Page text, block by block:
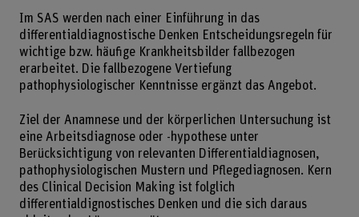
Im SAS werden nach einer Einführung in das
differentialdiagnostische Denken Entscheidungsregeln für
wichtige bzw. häufige Krankheitsbilder fallbezogen
erarbeitet. Die fallbezogene Vertiefung
pathophysiologischer Kenntnisse ergänzt das Angebot.
Ziel der Anamnese und der körperlichen Untersuchung ist
eine Arbeitsdiagnose oder -hypothese unter
Berücksichtigung von relevanten Differentialdiagnosen,
pathophysiologischen Mustern und Pflegediagnosen. Kern
des Clinical Decision Making ist folglich
differentialdignostisches Denken und die sich daraus